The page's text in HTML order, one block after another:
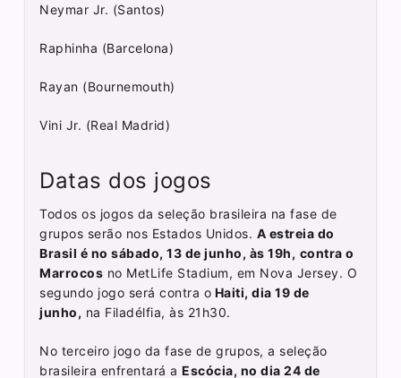
Neymar Jr. (Santos)
Raphinha (Barcelona)
Rayan (Bournemouth)
Vini Jr. (Real Madrid)
Datas dos jogos
Todos os jogos da seleção brasileira na fase de
grupos serão nos Estados Unidos. A estreia do
Brasil é no sábado, 13 de junho, às 19h, contra o
Marrocos no MetLife Stadium, em Nova Jersey. O
segundo jogo será contra o Haiti, dia 19 de
junho, na Filadélfia, às 21h30.
No terceiro jogo da fase de grupos, a seleção
brasileira enfrentará aEscócia, no dia 24 de